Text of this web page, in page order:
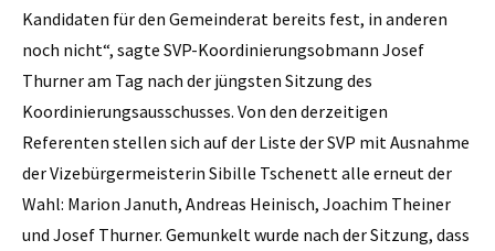
Kandidaten für den Gemeinderat bereits fest, in anderen
noch nicht“, sagte SVP-Koordinierungsobmann Josef
Thurner am Tag nach der jüngsten Sitzung des
Koordinierungsausschusses. Von den derzeitigen
Referenten stellen sich auf der Liste der SVP mit Ausnahme
der Vizebürgermeisterin Sibille Tschenett alle erneut der
Wahl: Marion Januth, Andreas Heinisch, Joachim ­Theiner
und Josef Thurner. Gemunkelt wurde nach der Sitzung, dass